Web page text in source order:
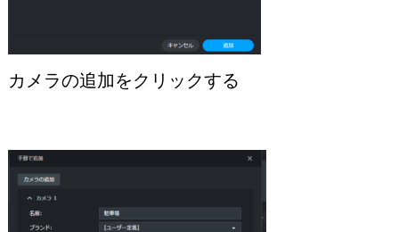
カメラの追加をクリックする